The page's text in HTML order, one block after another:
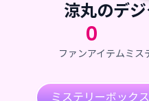
涼丸のデ
0
ファンアイテムミス
ミステリーボックス